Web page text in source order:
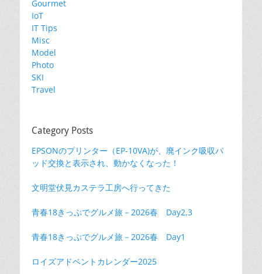
Gourmet
IoT
IT Tips
Misc
Model
Photo
SKI
Travel
Category Posts
EPSONのプリンター（EP-10VA)が、廃インク吸収パ
ッド交換と表示され、動かなくなった！
文明堂伏見カステラ工房へ行ってきた
青春18きっぷでグルメ旅－2026春 Day2,3
青春18きっぷでグルメ旅－2026春 Day1
ロイズアドベントカレンダー2025